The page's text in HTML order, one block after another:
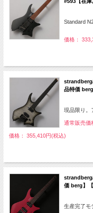
Standard
価格：
品特価
現品限り。
通常販売価
価格： 355,410円(税込)
価 berg】【
生産完了モ